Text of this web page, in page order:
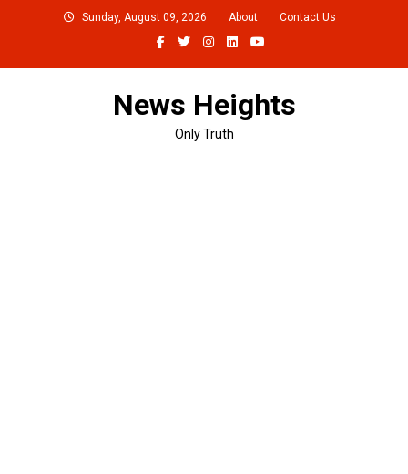
Sunday, August 09, 2026 About Contact Us
News Heights
Only Truth